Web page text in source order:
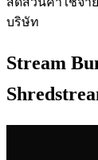
บริษัท
Stream